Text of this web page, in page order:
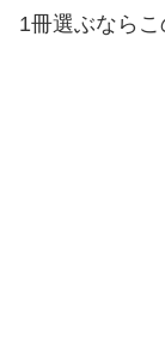
1冊選ぶならこ